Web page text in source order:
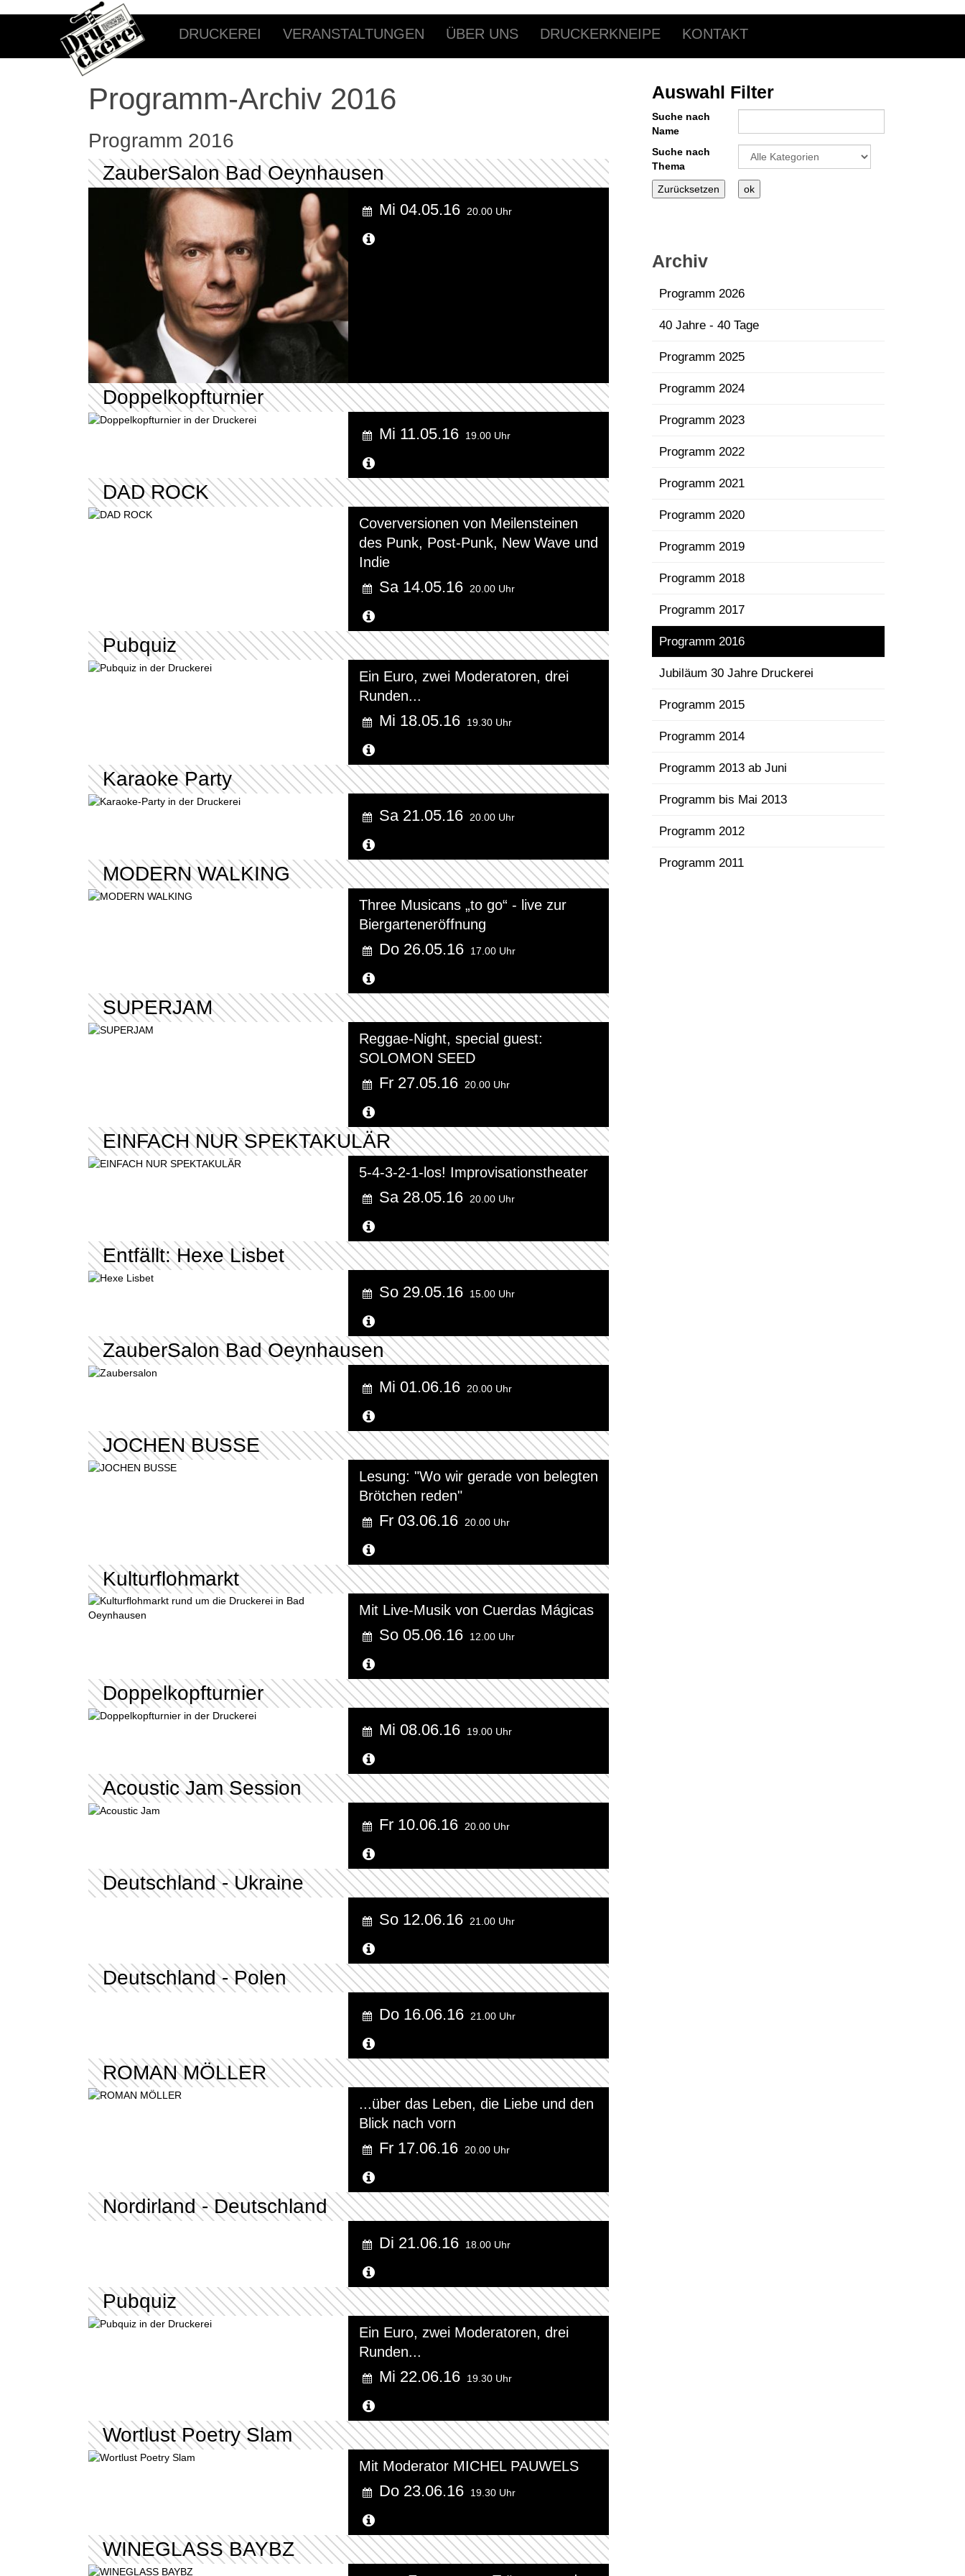
DRUCKEREI VERANSTALTUNGEN ÜBER UNS DRUCKERKNEIPE KONTAKT
Programm-Archiv 2016
Programm 2016
ZauberSalon Bad Oeynhausen
Mi 04.05.16 20.00 Uhr
Doppelkopfturnier
Mi 11.05.16 19.00 Uhr
DAD ROCK
Coverversionen von Meilensteinen
des Punk, Post-Punk, New Wave und
Indie
Sa 14.05.16 20.00 Uhr
Pubquiz
Ein Euro, zwei Moderatoren, drei
Runden...
Mi 18.05.16 19.30 Uhr
Karaoke Party
Sa 21.05.16 20.00 Uhr
MODERN WALKING
Three Musicans „to go“ - live zur
Biergarteneröffnung
Do 26.05.16 17.00 Uhr
SUPERJAM
Reggae-Night, special guest:
SOLOMON SEED
Fr 27.05.16 20.00 Uhr
EINFACH NUR SPEKTAKULÄR
5-4-3-2-1-los! Improvisationstheater
Sa 28.05.16 20.00 Uhr
Entfällt: Hexe Lisbet
So 29.05.16 15.00 Uhr
ZauberSalon Bad Oeynhausen
Mi 01.06.16 20.00 Uhr
JOCHEN BUSSE
Lesung: "Wo wir gerade von belegten
Brötchen reden"
Fr 03.06.16 20.00 Uhr
Kulturflohmarkt
Mit Live-Musik von Cuerdas Mágicas
So 05.06.16 12.00 Uhr
Doppelkopfturnier
Mi 08.06.16 19.00 Uhr
Acoustic Jam Session
Fr 10.06.16 20.00 Uhr
Deutschland - Ukraine
So 12.06.16 21.00 Uhr
Deutschland - Polen
Do 16.06.16 21.00 Uhr
ROMAN MÖLLER
...über das Leben, die Liebe und den
Blick nach vorn
Fr 17.06.16 20.00 Uhr
Nordirland - Deutschland
Di 21.06.16 18.00 Uhr
Pubquiz
Ein Euro, zwei Moderatoren, drei
Runden...
Mi 22.06.16 19.30 Uhr
Wortlust Poetry Slam
Mit Moderator MICHEL PAUWELS
Do 23.06.16 19.30 Uhr
WINEGLASS BAYBZ
Auswahl Filter
Suche nach
Name
Suche nach
Thema
Eine Kategorie auswählen um die Liste zu
Archiv
Programm 2026
40 Jahre - 40 Tage
Programm 2025
Programm 2024
Programm 2023
Programm 2022
Programm 2021
Programm 2020
Programm 2019
Programm 2018
Programm 2017
Programm 2016
Jubiläum 30 Jahre Druckerei
Programm 2015
Programm 2014
Programm 2013 ab Juni
Programm bis Mai 2013
Programm 2012
Programm 2011